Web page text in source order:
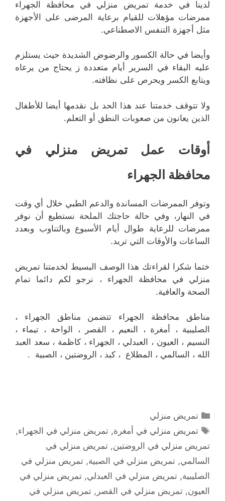
لدينا في خدمة تمريض منزلي في محافظة الجهراء
ممرضات مؤهلات للقيام برعاية المرضى على الأجهزة
مثل أجهزة التنفس الاصطناعي.
وأيضا في حالة الكسور والرضوض الشديدة حيث يستلزم
عليه البقاء في السرير أيام متعددة ز يحتاج من يرعاه
ويتابع الكسر ويحرص على نظافته.
ولا تتوقف خدمتنا عند هذا الحد بل نقدمها أيضا للأطفال
الذين يعانون من صعوبات النطق أو التعلم.
أوقات عمل تمريض منزلي في
محافظة الجهراء
وتوفر الممرضات المساندة والدعم الطبي خلال أي وقت
في النهار، وفي حالة حاجتك الملحة نستطيع أن نوفر
ممرضات للرعاية طوال أيام الأسبوع وبالتناوب وبعدد
الساعات والأوقات التي تريد.
ختما شكرا لقراءتك هذا الوصف البسيط لخدمتنا تمريض
منزلي في محافظة الجهراء ، نرجو لكم دائما تمام
الصحة والعافية.
مناطق محافظة الجهراء تتضمن مناطق الجهراء ،
الصليبية ، أمغرة ، النعيم ، القصر ، الواحة ، تيماء ،
النسيم ، العيون ، العبدلي ، الجهراء ، كاظمة ، سعد العبد
الله ، السالمي ، المطلاع ، كبد ، الروضتين ، الصبية .
التصنيفات
تمريض منزلي
الوسوم
تمريض منزلي في أمغرة,تمريض منزلي في الجهراء,
تمريض منزلي في الروضتين, تمريض منزلي في
السالمي, تمريض منزلي في الصبية, تمريض منزلي في
الصليبية, تمريض منزلي في العبدلي, تمريض منزلي في
العيون, تمريض منزلي في القصر , تمريض منزلي في